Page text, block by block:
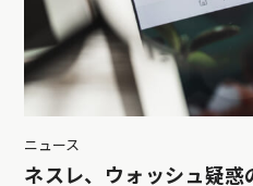
ニュース
ネスレ、ウォッシュ疑惑